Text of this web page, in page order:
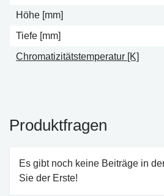
Höhe [mm]
Tiefe [mm]
Chromatizitätstemperatur [K]
Produktfragen
Es gibt noch keine Beiträge in
Sie der Erste!